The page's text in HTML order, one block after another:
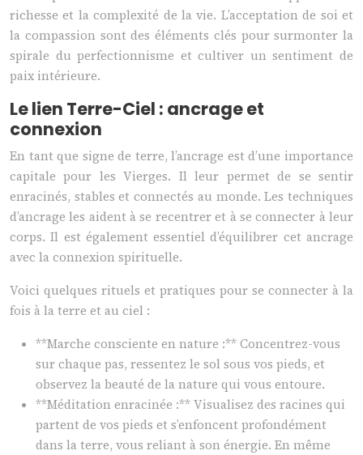
richesse et la complexité de la vie. L’acceptation de soi et
la compassion sont des éléments clés pour surmonter la
spirale du perfectionnisme et cultiver un sentiment de
paix intérieure.
Le lien Terre-Ciel : ancrage et
connexion
En tant que signe de terre, l’ancrage est d’une importance
capitale pour les Vierges. Il leur permet de se sentir
enracinés, stables et connectés au monde. Les techniques
d’ancrage les aident à se recentrer et à se connecter à leur
corps. Il est également essentiel d’équilibrer cet ancrage
avec la connexion spirituelle.
Voici quelques rituels et pratiques pour se connecter à la
fois à la terre et au ciel :
**Marche consciente en nature :** Concentrez-vous
sur chaque pas, ressentez le sol sous vos pieds, et
observez la beauté de la nature qui vous entoure.
**Méditation enracinée :** Visualisez des racines qui
partent de vos pieds et s’enfoncent profondément
dans la terre, vous reliant à son énergie. En même